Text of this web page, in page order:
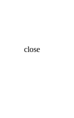
close